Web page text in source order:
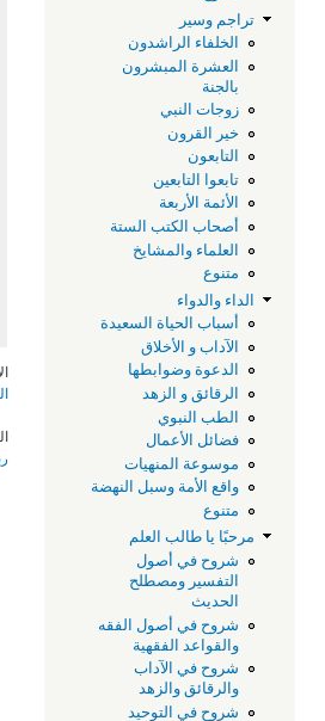
تراجم وسير
الخلفاء الراشدون
العشرة المبشرون
بالجنة
زوجات النبي
خير القرون
التابعون
تابعوا التابعين
الأئمة الأربعة
أصحاب الكتب الستة
العلماء والمشايخ
متنوع
الداء والدواء
أسباب الحياة السعيدة
الآداب و الأخلاق
الدعوة وضوابطها
الرقائق و الزهد
الطب النبوي
فضائل الأعمال
موسوعة المنهيات
واقع الأمة وسبل النهضة
متنوع
مرحبًا يا طالب العلم
شروح في أصول
التفسير ومصطلح
الحديث
شروح في أصول الفقه
والقواعد الفقهية
شروح في الآداب
والرقائق والزهد
شروح في التوحيد